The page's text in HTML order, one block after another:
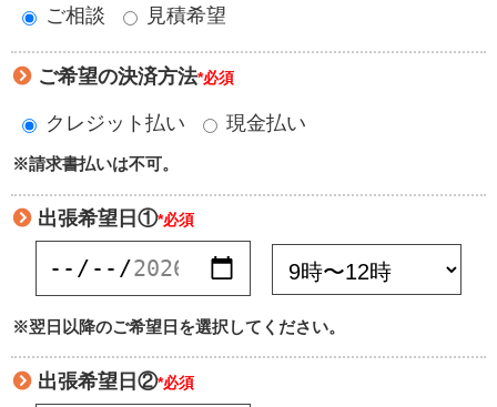
ご相談 見積希望
ご希望の決済方法*必須
クレジット払い 現金払い
※請求書払いは不可。
出張希望日①*必須
※翌日以降のご希望日を選択してください。
出張希望日②*必須